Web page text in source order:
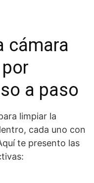
cámara
a paso
limpiar la
cada uno con
te presento las